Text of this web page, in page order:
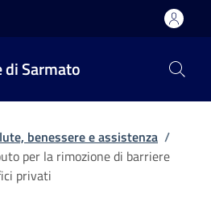
di Sarmato
benessere e assistenza /
per la rimozione di barriere
privati